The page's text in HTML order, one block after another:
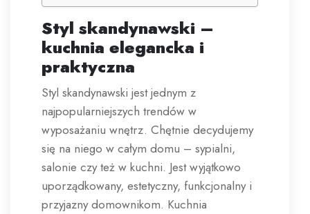
Styl skandynawski –
kuchnia elegancka i
praktyczna
Styl skandynawski jest jednym z
najpopularniejszych trendów w
wyposażaniu wnętrz. Chętnie decydujemy
się na niego w całym domu – sypialni,
salonie czy też w kuchni. Jest wyjątkowo
uporządkowany, estetyczny, funkcjonalny i
przyjazny domownikom. Kuchnia